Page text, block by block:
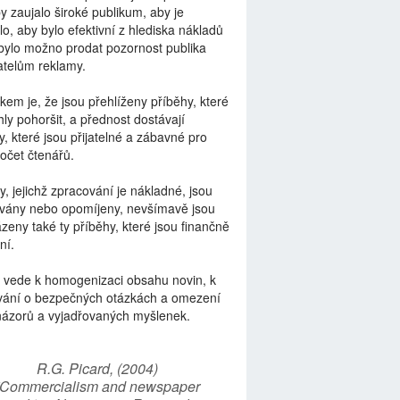
zaujalo široké publikum, aby je
aby bylo efektivní z hlediska nákladů
možno prodat pozornost publika
reklamy.
je, že jsou přehlíženy příběhy, které
pohoršit, a přednost dostávají
které jsou přijatelné a zábavné pro
čtenářů.
jejichž zpracování je nákladné, jsou
nebo opomíjeny, nevšímavě jsou
také ty příběhy, které jsou finančně
vede k homogenizaci obsahu novin, k
o bezpečných otázkách a omezení
a vyjadřovaných myšlenek.
R.G. Picard, (2004)
and newspaper